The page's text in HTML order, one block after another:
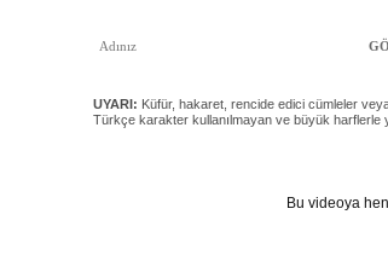
UYARI: Küfür, hakaret, rencide edici cümleler
Türkçe karakter kullanılmayan ve büyük harflerle
Bu videoya